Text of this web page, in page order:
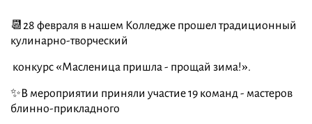
📆28 февраля в нашем Колледже прошел традиционный
кулинарно-творческий
конкурс «Масленица пришла - прощай зима!».
✨В мероприятии приняли участие 19 команд - мастеров
блинно-прикладного